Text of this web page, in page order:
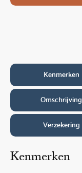
Kenmerken
Omschrijving
Verzekering
Kenmerken